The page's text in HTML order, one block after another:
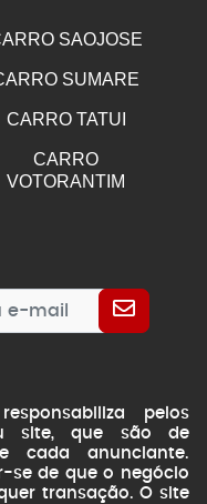
SAOJOSE
SUMARE
CARRO TATUI
CARRO
VOTORANTIM
pelos
site, que são de
cada anunciante.
se de que o negócio
transação. O site